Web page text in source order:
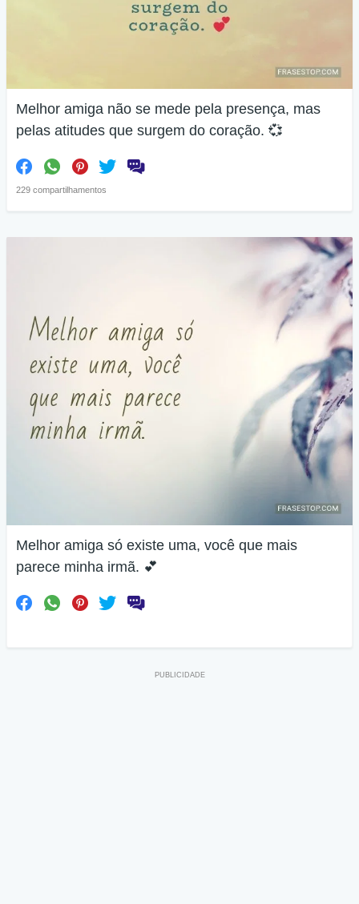
Melhor amiga não se mede pela presença, mas
pelas atitudes que surgem do coração. 💞
229 compartilhamentos
Melhor amiga só existe uma, você que mais
parece minha irmã. 💕